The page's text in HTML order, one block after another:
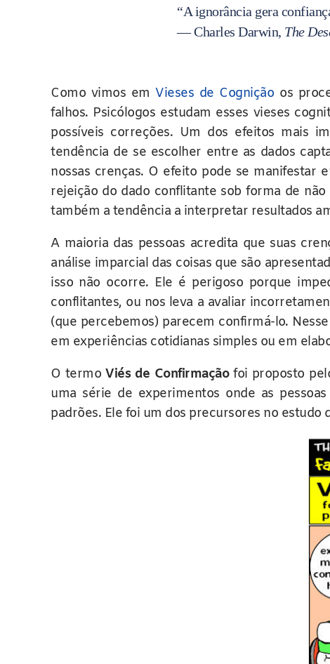
“A ignorância gera
— Charles Darwin, The
Como vimos emVieses de Cognição os
falhos. Psicólogos estudam esses vieses
possíveis correções. Um dos efeitos mais
tendência de se escolher entre as dados
nossas crenças. O efeito pode se manifestar
rejeição do dado conflitante sob forma de
também a tendência a interpretar resultados
A maioria das pessoas acredita que suas
análise imparcial das coisas que são
isso não ocorre. Ele é perigoso porque
conflitantes, ou nos leva a avaliar
(que percebemos) parecem confirmá-lo.
em experiências cotidianas simples ou em
O termoViés de Confirmaçãofoi proposto
uma série de experimentos onde as
padrões. Ele foi um dos precursores no estudo